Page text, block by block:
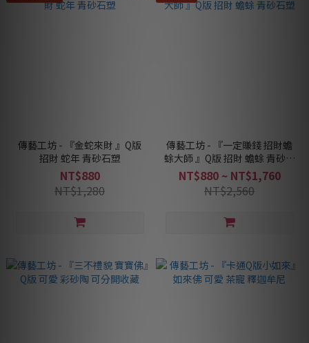
傳藝工坊 - 『金蛇來財 』Q版
招財 蛇年 青砂石塑
NT$880
NT$1,280
傳藝工坊 - 『一定賺錢 招財蟾
蜍大師 』Q版 招財 蟾蜍 青砂石
塑
NT$880 ~ NT$1,760
NT$2,560